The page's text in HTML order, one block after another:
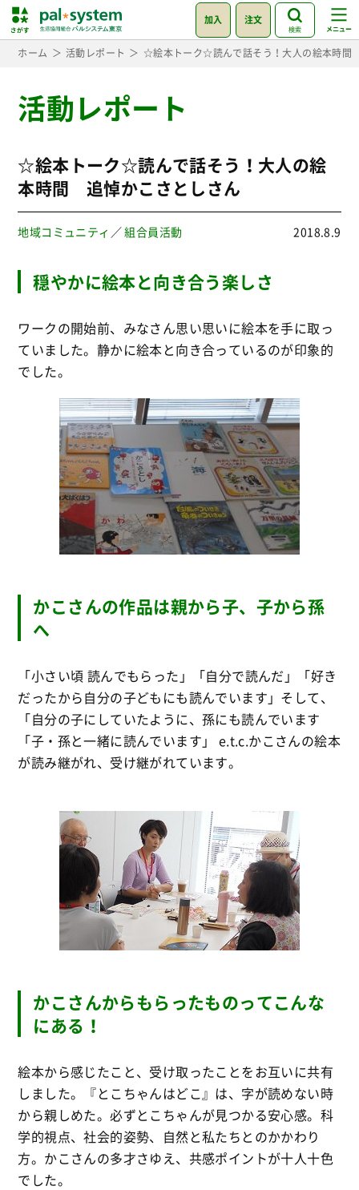
加入 注文
検索
ホーム 活動レポート ☆絵本トーク☆読んで話そう！大人の絵本時間
活動レポート
☆絵本トーク☆読んで話そう！大人の絵
本時間 追悼かこさとしさん
地域コミュニティ ／組合員活動 2018.8.9
穏やかに絵本と向き合う楽しさ
ワークの開始前、みなさん思い思いに絵本を手に取っ
ていました。静かに絵本と向き合っているのが印象的
でした。
かこさんの作品は親から子、子から孫
へ
「小さい頃 読んでもらった」「自分で読んだ」「好き
だったから自分の子どもにも読んでいます」そして、
「自分の子にしていたように、孫にも読んでいます
「子・孫と一緒に読んでいます」 e.t.c.かこさんの絵本
が読み継がれ、受け継がれています。
かこさんからもらったものってこんな
にある！
絵本から感じたこと、受け取ったことをお互いに共有
しました。『とこちゃんはどこ』は、字が読めない時
から親しめた。必ずとこちゃんが見つかる安心感。科
学的視点、社会的姿勢、自然と私たちとのかかわり
方。かこさんの多才さゆえ、共感ポイントが十人十色
でした。